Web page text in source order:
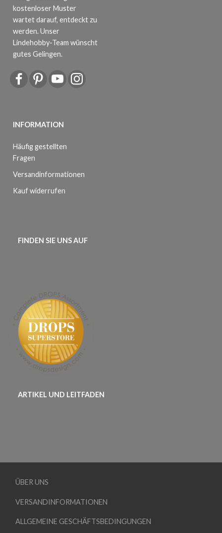
kostenloser Muster
wartet darauf, entdeckt zu
werden. Unser
Lindehobby-Team wünscht
gutes Gelingen.
INFORMATION
Häufig gestellten
Fragen
Versandinformationen
Kauf widerrufen
FINDEN SIE UNS AUF
ARTIKEL UND LEITFADEN
ÜBER UNS
VERSANDINFORMATIONEN
ALLGEMEINE GESCHÄFTSBEDINGUNGEN